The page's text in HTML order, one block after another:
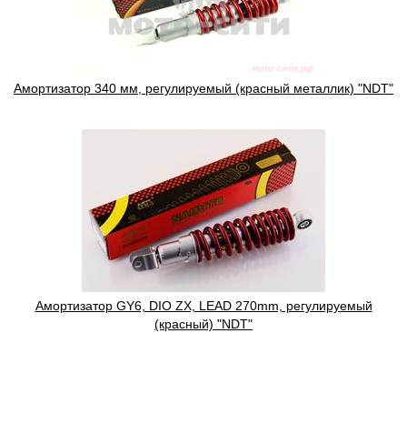
Амортизатор 340 мм, регулируемый (красный металлик) "NDT"
Амортизатор GY6, DIO ZX, LEAD 270mm, регулируемый
(красный) "NDT"